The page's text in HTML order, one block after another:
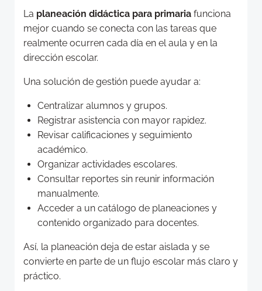
La planeación didáctica para primaria funciona
mejor cuando se conecta con las tareas que
realmente ocurren cada día en el aula y en la
dirección escolar.
Una solución de gestión puede ayudar a:
Centralizar alumnos y grupos.
Registrar asistencia con mayor rapidez.
Revisar calificaciones y seguimiento
académico.
Organizar actividades escolares.
Consultar reportes sin reunir información
manualmente.
Acceder a un catálogo de planeaciones y
contenido organizado para docentes.
Así, la planeación deja de estar aislada y se
convierte en parte de un flujo escolar más claro y
práctico.